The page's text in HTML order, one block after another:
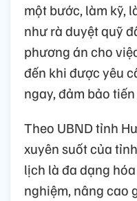
một bước, làm kỹ,
như rà duyệt quỹ
phương án cho
đến khi được yêu
ngay, đảm bảo
Theo UBND tỉnh
xuyên suốt của
lịch là đa dạng
nghiệm, nâng cao